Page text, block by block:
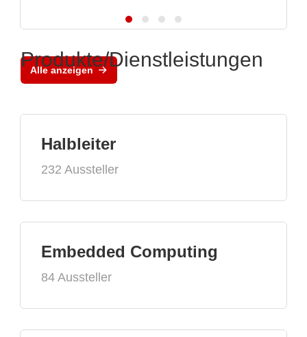
Alle anzeigen
Produkte/Dienstleistungen
Halbleiter
232 Aussteller
Embedded Computing
84 Aussteller